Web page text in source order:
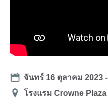
Date
จันทร์ 16 ตุลาคม 2023 -
สถาน
โรงแรม Crowne